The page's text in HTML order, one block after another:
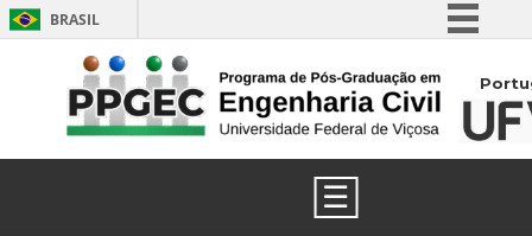
BRASIL
Comunica BR
Participe
Legislação
☰